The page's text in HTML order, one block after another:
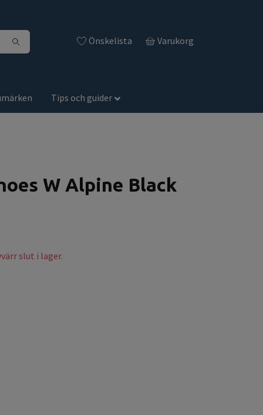
Önskelista Varukorg
Tips och guider
W Alpine Black
slut i lager.